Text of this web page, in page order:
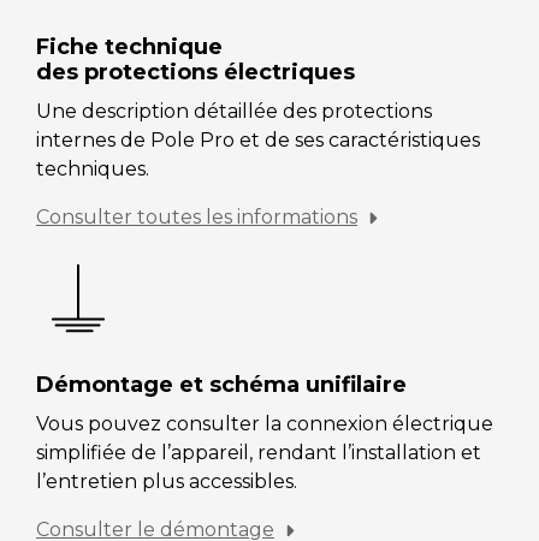
Fiche technique
des protections électriques
Une description détaillée des protections
internes de Pole Pro et de ses caractéristiques
techniques.
Consulter toutes les informations
Démontage et schéma unifilaire
Vous pouvez consulter la connexion électrique
simplifiée de l’appareil, rendant l’installation et
l’entretien plus accessibles.
Consulter le démontage